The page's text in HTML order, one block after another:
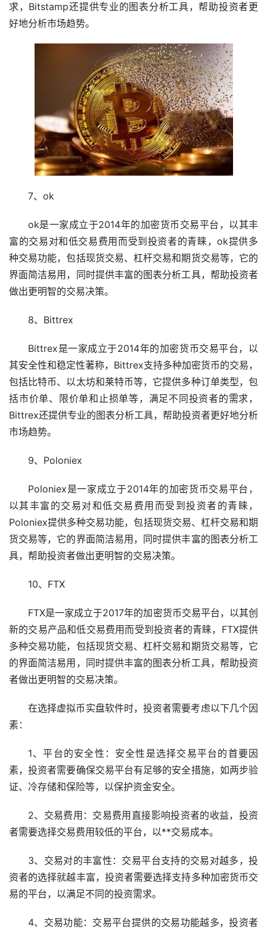
求，Bitstamp还提供专业的图表分析工具，帮助投资者更
好地分析市场趋势。
7、ok
ok是一家成立于2014年的加密货币交易平台，以其丰
富的交易对和低交易费用而受到投资者的青睐，ok提供多
种交易功能，包括现货交易、杠杆交易和期货交易等，它的
界面简洁易用，同时提供丰富的图表分析工具，帮助投资者
做出更明智的交易决策。
8、Bittrex
Bittrex是一家成立于2014年的加密货币交易平台，以
其安全性和稳定性著称，Bittrex支持多种加密货币的交易，
包括比特币、以太坊和莱特币等，它提供多种订单类型，包
括市价单、限价单和止损单等，满足不同投资者的需求，
Bittrex还提供专业的图表分析工具，帮助投资者更好地分析
市场趋势。
9、Poloniex
Poloniex是一家成立于2014年的加密货币交易平台，
以其丰富的交易对和低交易费用而受到投资者的青睐，
Poloniex提供多种交易功能，包括现货交易、杠杆交易和期
货交易等，它的界面简洁易用，同时提供丰富的图表分析工
具，帮助投资者做出更明智的交易决策。
10、FTX
FTX是一家成立于2017年的加密货币交易平台，以其创
新的交易产品和低交易费用而受到投资者的青睐，FTX提供
多种交易功能，包括现货交易、杠杆交易和期货交易等，它
的界面简洁易用，同时提供丰富的图表分析工具，帮助投资
者做出更明智的交易决策。
在选择虚拟币实盘软件时，投资者需要考虑以下几个因
素：
1、平台的安全性：安全性是选择交易平台的首要因
素，投资者需要确保交易平台有足够的安全措施，如两步验
证、冷存储和保险等，以保护资金安全。
2、交易费用：交易费用直接影响投资者的收益，投资
者需要选择交易费用较低的平台，以**交易成本。
3、交易对的丰富性：交易平台支持的交易对越多，投
资者的选择就越丰富，投资者需要选择支持多种加密货币交
易的平台，以满足不同的投资需求。
4、交易功能：交易平台提供的交易功能越多，投资者